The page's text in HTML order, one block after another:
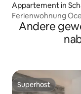
Appartement in
Ferienwohnung
Andere
Superhost
Superhost